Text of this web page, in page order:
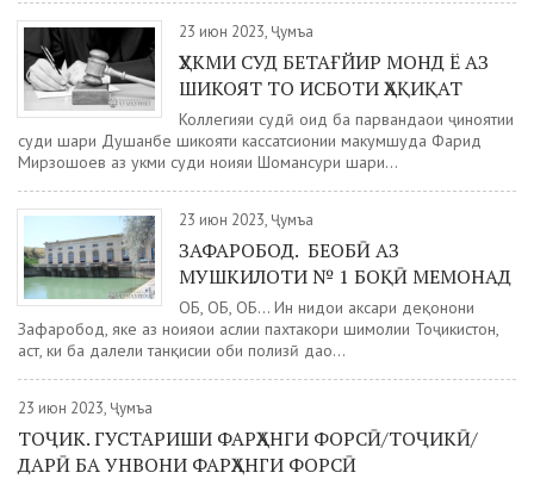
23 июн 2023, Ҷумъа
ҲУКМИ СУД БЕТАҒЙИР МОНД Ё АЗ
ШИКОЯТ ТО ИСБОТИ ҲАҚИҚАТ
Коллегияи судӣ оид ба парвандаҳои ҷиноятии
суди шаҳри Душанбе шикояти кассатсионии маҳкумшуда Фарид
Мирзошоев аз ҳукми суди ноҳияи Шоҳмансури шаҳри...
23 июн 2023, Ҷумъа
ЗАФАРОБОД. БЕОБӢ АЗ
МУШКИЛОТИ № 1 БОҚӢ МЕМОНАД
ОБ, ОБ, ОБ... Ин нидои аксари деҳқонони
Зафаробод, яке аз ноҳияҳои аслии пахтакори шимолии Тоҷикистон,
аст, ки ба далели танқисии оби полизӣ даҳҳо...
23 июн 2023, Ҷумъа
ТОҶИК. ГУСТАРИШИ ФАРҲАНГИ ФОРСӢ/ТОҶИКӢ/
ДАРӢ БА УНВОНИ ФАРҲАНГИ ФОРСӢ